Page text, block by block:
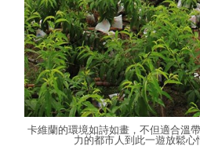
卡維蘭的環境如詩如畫，不但適合溫
力的都市人到此一遊放鬆